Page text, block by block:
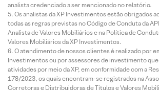
analista credenciado a ser mencionado no relatório.
Os analistas da XP Investimentos estão obrigados
todas as regras previstas no Código de Conduta da
Analista de Valores Mobiliários e na Política de
Valores Mobiliários da XP Investimentos.
O atendimento de nossos clientes é realizado por
Investimentos ou por assessores de investimento
atividades por meio da XP, em conformidade com a
178/2023, os quais encontram-se registrados na
Corretoras e Distribuidoras de Títulos e Valores